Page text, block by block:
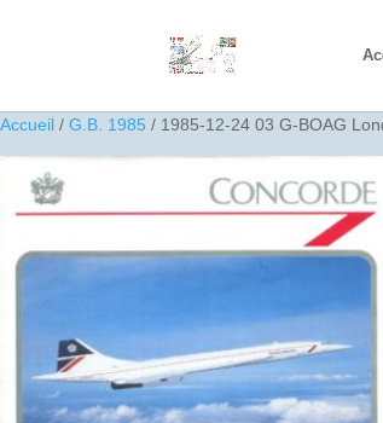
Accueil / G.B. 1985 / 1985-12-24 03 G-BOAG